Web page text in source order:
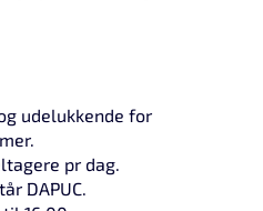
udelukkende for
pr dag.
DAPUC.